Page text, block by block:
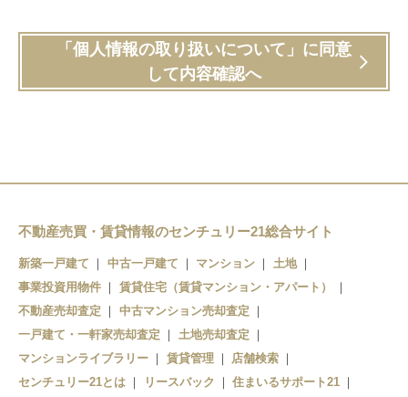
「個人情報の取り扱いについて」に同意
して内容確認へ
不動産売買・賃貸情報のセンチュリー21総合サイト
新築一戸建て 中古一戸建て マンション
土地
事業投資用物件
賃貸住宅（賃貸マンション・アパート）
不動産売却査定
中古マンション売却査定
一戸建て・一軒家売却査定
土地売却査定
マンションライブラリー
賃貸管理
店舗検索
センチュリー21とは
リースバック
住まいるサポート21